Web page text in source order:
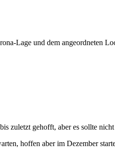
Lage und dem angeordneten
zuletzt gehofft, aber es sollte nicht
hoffen aber im Dezember